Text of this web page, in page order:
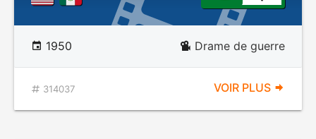
1950 Drame de guerre
314037 VOIR PLUS